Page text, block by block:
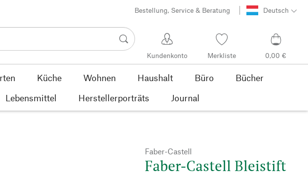
Bestellung, Service & Beratung Deutsch
Kundenkonto Merkliste 0,00 €
Küche Wohnen Haushalt Büro
Bücher
Lebensmittel Herstellerporträts Journal
Faber-Castell
Faber-Castell Bleistift